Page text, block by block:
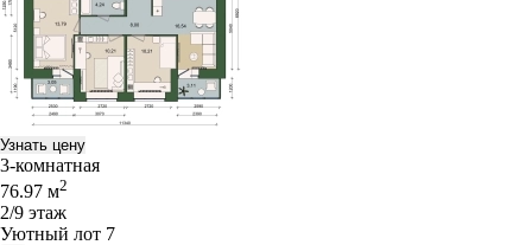
Узнать цену
3-комнатная
76.97 м2
2/9 этаж
Уютный лот 7